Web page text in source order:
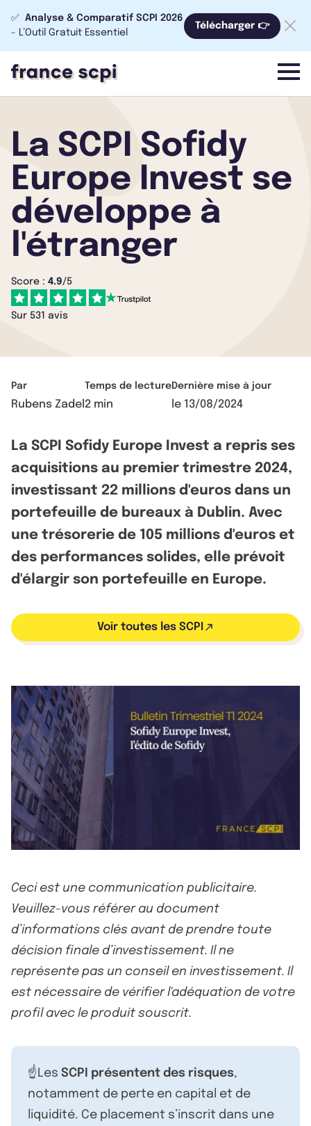
✅ Analyse & Comparatif SCPI 2026
- L’Outil Gratuit Essentiel
Télécharger 👉
menu
La SCPI Sofidy
Europe Invest se
développe à
l'étranger
Score : 4.9/5
Sur 531 avis
Par
Rubens Zadel
Temps de lecture
2 min
Dernière mise à jour
le 13/08/2024
La SCPI Sofidy Europe Invest a repris ses
acquisitions au premier trimestre 2024,
investissant 22 millions d'euros dans un
portefeuille de bureaux à Dublin. Avec
une trésorerie de 105 millions d'euros et
des performances solides, elle prévoit
d'élargir son portefeuille en Europe.
Voir toutes les SCPI
Ceci est une communication publicitaire.
Veuillez-vous référer au document
d’informations clés avant de prendre toute
décision finale d’investissement. Il ne
représente pas un conseil en investissement. Il
est nécessaire de vérifier l'adéquation de votre
profil avec le produit souscrit.
☝️Les SCPI présentent des risques,
notamment de perte en capital et de
liquidité. Ce placement s’inscrit dans une